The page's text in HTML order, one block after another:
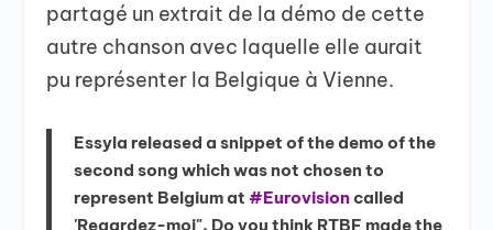
partagé un extrait de la démo de cette
autre chanson avec laquelle elle aurait
pu représenter la Belgique à Vienne.
Essyla released a snippet of the demo of the
second song which was not chosen to
represent Belgium at#Eurovision called
'Regardez-moi". Do you think RTBF made the